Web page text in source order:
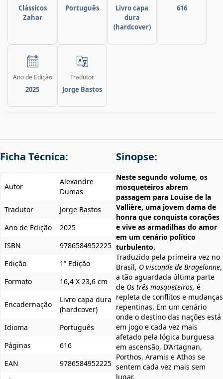
Clássicos
Zahar
Português
Livro capa
dura
(hardcover)
616
Ano de Edição
2025
Tradutor
Jorge Bastos
Ficha Técnica:
Autor
Alexandre
Dumas
Tradutor
Jorge Bastos
Ano de Edição
2025
ISBN
9786584952225
Edição
1ª Edição
Formato
16,4 X 23,6 cm
Encadernação
Livro capa dura
(hardcover)
Idioma
Português
Páginas
616
EAN
9786584952225
Sinopse:
Neste segundo volume, os
mosqueteiros abrem
passagem para Louise de la
Vallière, uma jovem dama de
honra que conquista corações
e vive as armadilhas do amor
em um cenário político
turbulento.
Traduzido pela primeira vez no
Brasil, O visconde de Bragelonne,
a tão aguardada última parte
de Os três mosqueteiros, é
repleta de conflitos e mudanças
repentinas. Em um cenário
onde o destino das nações está
em jogo e cada vez mais
afetado pela lógica burguesa
em ascensão, D’Artagnan,
Porthos, Aramis e Athos se
sentem cada vez mais sem
lugar.